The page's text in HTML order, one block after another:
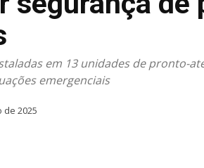
em 13 unidades de pronto-
emergenciais
de 2025